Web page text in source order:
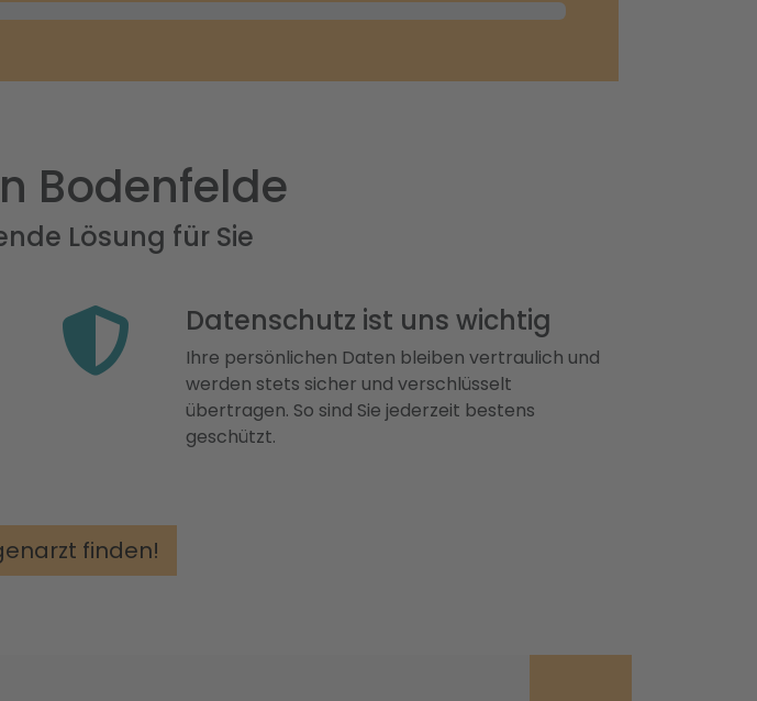
Bodenfelde
Lösung für Sie
Datenschutz ist uns wichtig
Ihre persönlichen Daten bleiben vertraulich und
werden stets sicher und verschlüsselt
übertragen. So sind Sie jederzeit bestens
geschützt.
finden!